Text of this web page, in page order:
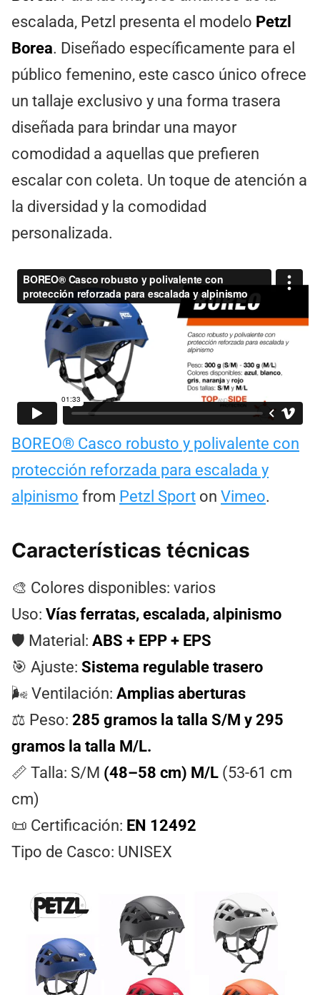
escalada, Petzl presenta el modelo Petzl
Borea. Diseñado específicamente para el
público femenino, este casco único ofrece
un tallaje exclusivo y una forma trasera
diseñada para brindar una mayor
comodidad a aquellas que prefieren
escalar con coleta. Un toque de atención a
la diversidad y la comodidad
personalizada.
BOREO® Casco robusto y polivalente con
protección reforzada para escalada y
alpinismo from Petzl Sport on Vimeo.
Características técnicas
🎨 Colores disponibles: varios
Uso: Vías ferratas, escalada, alpinismo
🛡️ Material: ABS + EPP + EPS
🎯 Ajuste: Sistema regulable trasero
🌬️ Ventilación: Amplias aberturas
⚖️ Peso: 285 gramos la talla S/M y 295
gramos la talla M/L.
📏 Talla: S/M (48–58 cm) M/L (53-61 cm
cm)
📜 Certificación: EN 12492
Tipo de Casco: UNISEX